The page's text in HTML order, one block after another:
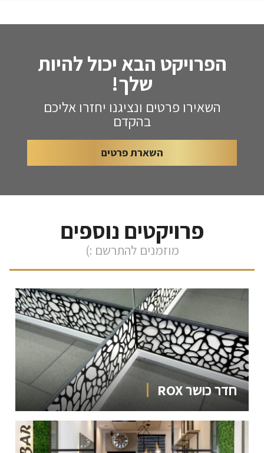
הפרויקט הבא יכול להיות
שלך!
השאירו פרטים ונציגנו יחזרו אליכם
בהקדם
השארת פרטים
פרויקטים נוספים
מוזמנים להתרשם :)
חדר כושר ROX